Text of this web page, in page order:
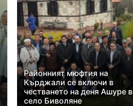
Районният мюфтия на
Кърджали се включи в
честването на деня Ашуре в
село Биволяне